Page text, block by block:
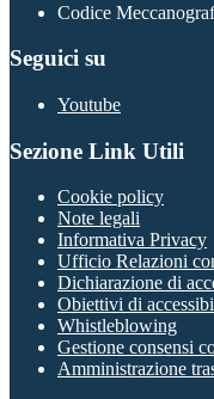
Codice
Seguici su
Youtube
Sezione Link Utili
Cookie policy
Note legali
Informativa Privacy
Ufficio Relazioni
Dichiarazione di
Obiettivi di
Whistleblowing
Gestione consensi
Amministrazione